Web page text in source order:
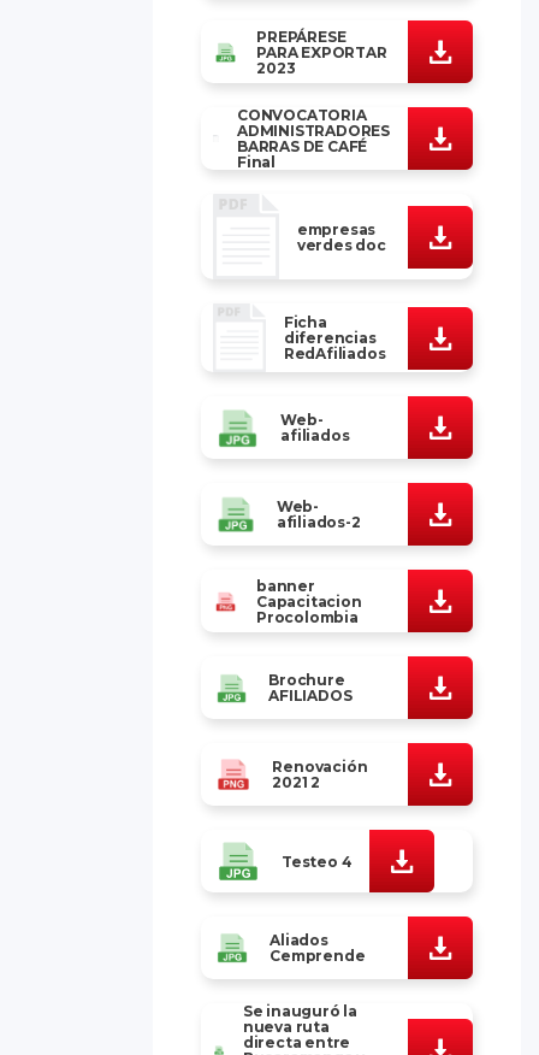
PREPÁRESE
PARA EXPORTAR
2023
CONVOCATORIA
ADMINISTRADORES
BARRAS DE CAFÉ
Final
empresas
verdes doc
Ficha
diferencias
RedAfiliados
Web-
afiliados
Web-
afiliados-2
banner
Capacitacion
Procolombia
Brochure
AFILIADOS
Renovación
2021 2
Testeo 4
Aliados
Cemprende
Se inauguró la
nueva ruta
directa entre